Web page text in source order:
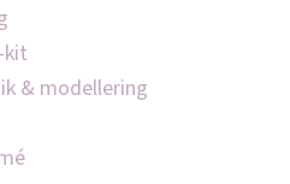
& modellering